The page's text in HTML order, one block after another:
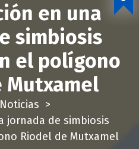
en una
simbiosis
el polígono
Mutxamel
Noticias >
jornada de simbiosis
Riodel de Mutxamel